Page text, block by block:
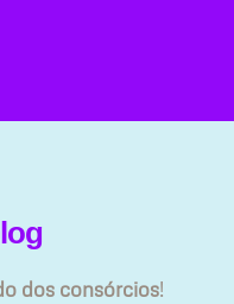
dos consórcios!